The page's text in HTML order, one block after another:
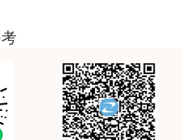
老师讲的多非常好
真，课件准备充分也非常有耐
有收获，谢谢老师的付出和努